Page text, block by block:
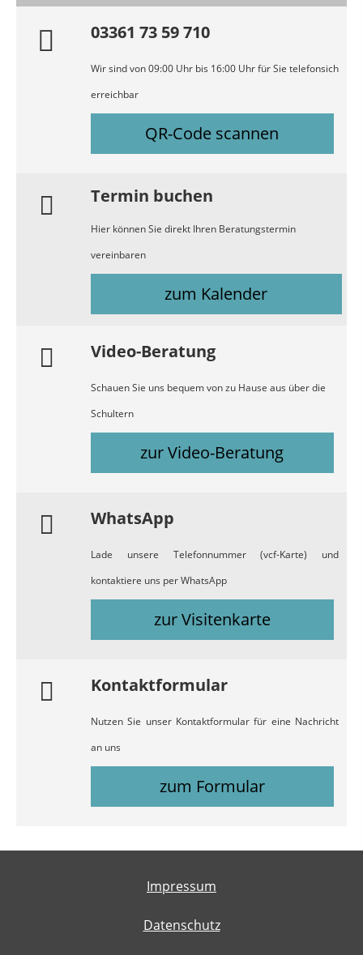
03361 73 59 710
Wir sind von 09:00 Uhr bis 16:00 Uhr für Sie telefonsich
erreichbar
QR-Code scannen
Termin buchen
Hier können Sie direkt Ihren Beratungstermin
vereinbaren
zum Kalender
Video-Beratung
Schauen Sie uns bequem von zu Hause aus über die
Schultern
zur Video-Beratung
WhatsApp
Lade unsere Telefonnummer (vcf-Karte) und
kontaktiere uns per WhatsApp
zur Visitenkarte
Kontaktformular
Nutzen Sie unser Kontaktformular für eine Nachricht
an uns
zum Formular
Impressum
Datenschutz